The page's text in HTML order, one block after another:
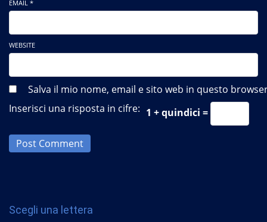
EMAIL *
WEBSITE
Salva il mio nome, email e sito web in questo
Inserisci una risposta in cifre: 1 + quindici =
Post Comment
Scegli una lettera